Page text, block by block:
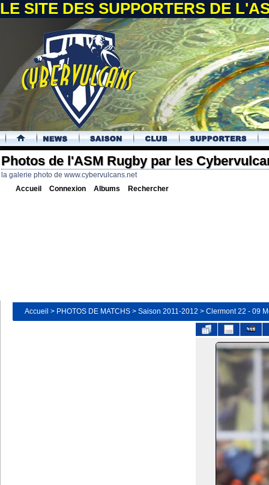
LE SITE DES SUPPORTERS DE
.
Photos de l'ASM Rugby par les
la galerie photo de www.cybervulcans.net
Accueil Connexion Albums Rechercher
Accueil > PHOTOS DE MATCHS > Saison 2011-2012 > Clermont 22 - 09